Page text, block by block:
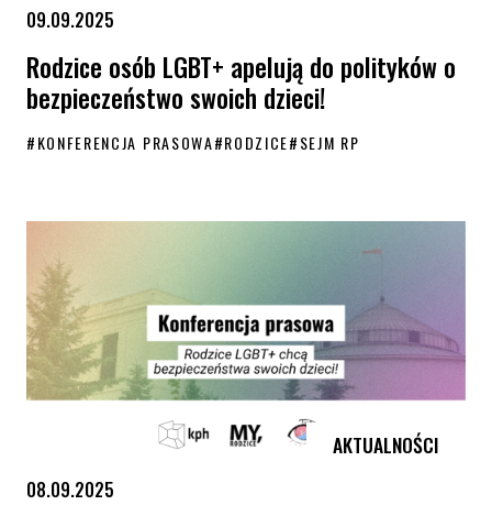
09.09.2025
Rodzice osób LGBT+ apelują do polityków o
bezpieczeństwo swoich dzieci!
#KONFERENCJA PRASOWA#RODZICE#SEJM RP
AKTUALNOŚCI
08.09.2025